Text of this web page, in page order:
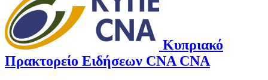
Κυπριακό
Πρακτορείο Ειδήσεων CNA CNA